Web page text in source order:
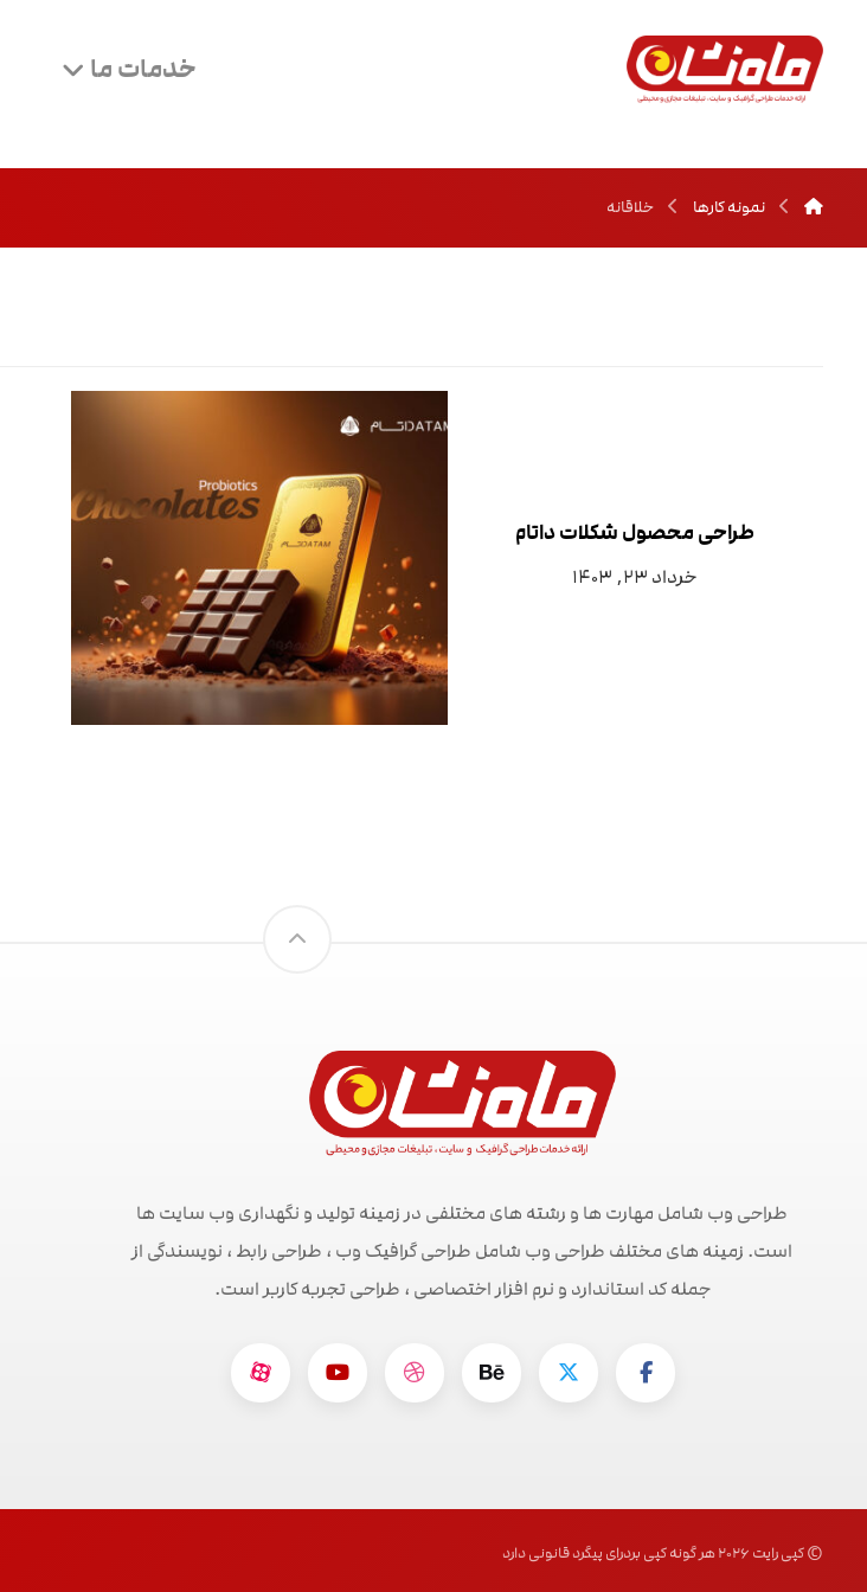
خدمات ما
نمونه کارها خلاقانه
طراحی محصول شکلات داتام
خرداد ۲۳, ۱۴۰۳
طراحی وب شامل مهارت ها و رشته های مختلفی در زمینه تولید و نگهداری وب سایت ها
است. زمینه های مختلف طراحی وب شامل طراحی گرافیک وب ، طراحی رابط ، نویسندگی از
جمله کد استاندارد و نرم افزار اختصاصی ، طراحی تجربه کاربر است.
© کپی رایت ۲۰۲۶ هر گونه کپی بردرای پیگرد قانونی دارد